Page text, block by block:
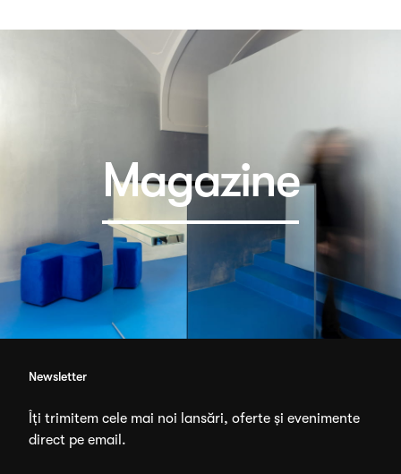
Magazine
Newsletter
Îți trimitem cele mai noi lansări, oferte și evenimente
direct pe email.